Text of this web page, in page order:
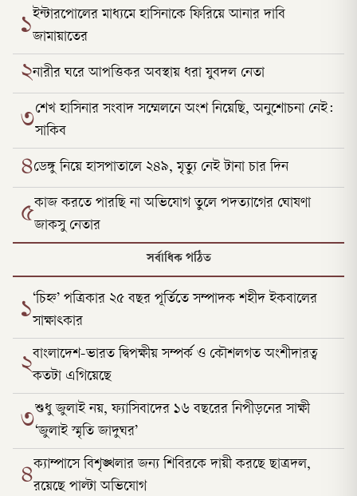
১ইন্টারপোলের মাধ্যমে হাসিনাকে ফিরিয়ে আনার দাবি
জামায়াতের
২নারীর ঘরে আপত্তিকর অবস্থায় ধরা যুবদল নেতা
৩শেখ হাসিনার সংবাদ সম্মেলনে অংশ নিয়েছি, অনুশোচনা নেই:
সাকিব
৪ডেঙ্গু নিয়ে হাসপাতালে ২৪৯, মৃত্যু নেই টানা চার দিন
৫কাজ করতে পারছি না অভিযোগ তুলে পদত্যাগের ঘোষণা
জাকসু নেতার
সর্বাধিক পঠিত
১‘চিহ্ন’ পত্রিকার ২৫ বছর পূর্তিতে সম্পাদক শহীদ ইকবালের
সাক্ষাৎকার
২বাংলাদেশ-ভারত দ্বিপক্ষীয় সম্পর্ক ও কৌশলগত অংশীদারত্ব
কতটা এগিয়েছে
৩শুধু জুলাই নয়, ফ্যাসিবাদের ১৬ বছরের নিপীড়নের সাক্ষী
‘জুলাই স্মৃতি জাদুঘর’
৪ক্যাম্পাসে বিশৃঙ্খলার জন্য শিবিরকে দায়ী করছে ছাত্রদল,
রয়েছে পাল্টা অভিযোগ